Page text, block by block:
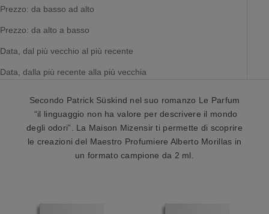
Prezzo: da basso ad alto
Prezzo: da alto a basso
Data, dal più vecchio al più recente
Data, dalla più recente alla più vecchia
Secondo Patrick Süskind nel suo romanzo Le Parfum
“il linguaggio non ha valore per descrivere il mondo
degli odori”. La Maison Mizensir ti permette di scoprire
le creazioni del Maestro Profumiere Alberto Morillas in
un formato campione da 2 ml.